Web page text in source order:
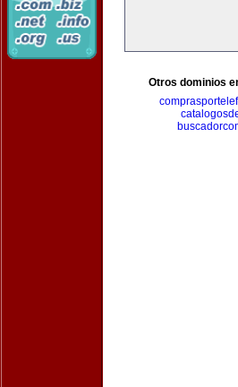
Otros dominios